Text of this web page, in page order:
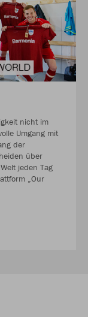
nicht im
Umgang mit
der
über
jeden Tag
„Our